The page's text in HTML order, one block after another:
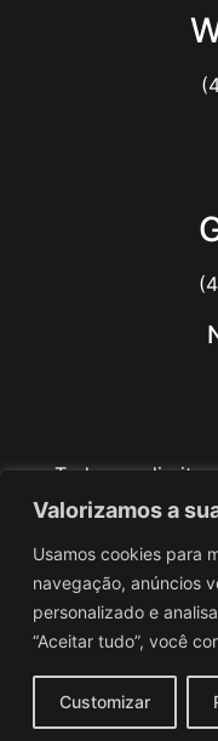
Valorizamos a
Usamos cookies para
navegação, anúncios
personalizado e
“Aceitar tudo”, você
Customizar
Todos os direitos